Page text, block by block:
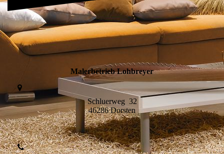
Malerbetrieb Lohbreyer
Schluerweg 32
46286 Dorsten